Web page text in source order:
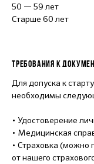
50 — 59 лет
Старше 60 лет
ТРЕБОВАНИЯ К
Для допуска к
необходимы
• Удостоверение
• Медицинская
• Страховка (можно
от нашего